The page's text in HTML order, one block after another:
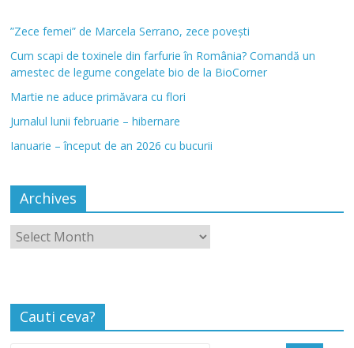
”Zece femei” de Marcela Serrano, zece povești
Cum scapi de toxinele din farfurie în România? Comandă un
amestec de legume congelate bio de la BioCorner
Martie ne aduce primăvara cu flori
Jurnalul lunii februarie – hibernare
Ianuarie – început de an 2026 cu bucurii
Archives
Cauti ceva?